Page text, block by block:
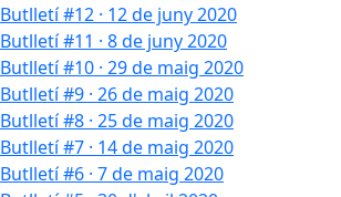
Butlletí #12 · 12 de juny 2020
Butlletí #11 · 8 de juny 2020
Butlletí #10 · 29 de maig 2020
Butlletí #9 · 26 de maig 2020
Butlletí #8 · 25 de maig 2020
Butlletí #7 · 14 de maig 2020
Butlletí #6 · 7 de maig 2020